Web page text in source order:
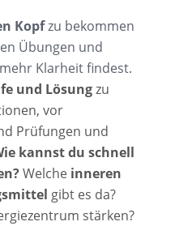
Kopfzu bekommen
Übungen und
Klarheit findest.
und Lösungzu
vor
Prüfungen und
kannst du schnell
Welche inneren
gibt es da?
stärken?